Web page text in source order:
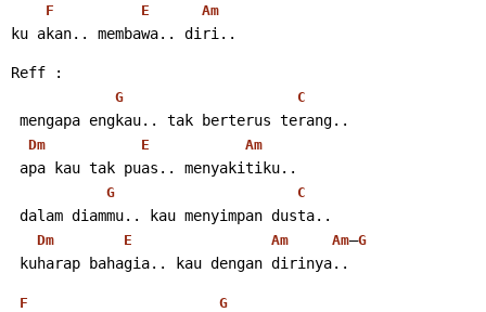
F E Am
ku akan.. membawa.. diri..
Reff :
G C
mengapa engkau.. tak berterus terang..
Dm E Am
apa kau tak puas.. menyakitiku..
G C
dalam diammu.. kau menyimpan dusta..
Dm E Am Am–G
kuharap bahagia.. kau dengan dirinya..
F G